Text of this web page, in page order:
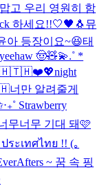
고 우리 영원히 함
하세요!!🤍🖤🐧 뮤
아 등장이요~😆태
yeehaw 🤠🧸💫.˚ *
night
너만 알려줄게
Strawberry
무너무 기대 돼🩷
ระเทศไทย !! (｡
~ 꿈 속 핑